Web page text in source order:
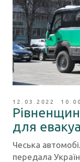
12.03.2022 10:00
для
Чеська
передала